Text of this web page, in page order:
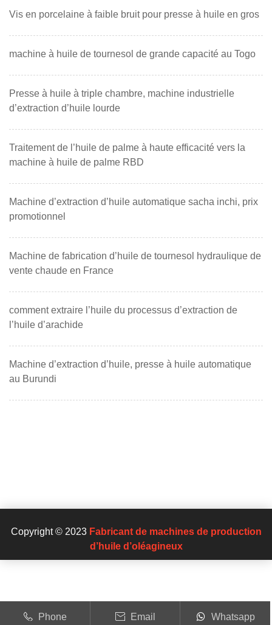
Vis en porcelaine à faible bruit pour presse à huile en gros
machine à huile de tournesol de grande capacité au Togo
Presse à huile à triple chambre, machine industrielle
d’extraction d’huile lourde
Traitement de l’huile de palme à haute efficacité vers la
machine à huile de palme RBD
Machine d’extraction d’huile automatique sacha inchi, prix
promotionnel
Machine de fabrication d’huile de tournesol hydraulique de
vente chaude en France
comment extraire l’huile du processus d’extraction de
l’huile d’arachide
Machine d’extraction d’huile, presse à huile automatique
au Burundi
Copyright © 2023 Fabricant de machines de production
d’huile d’oléagineux
Phone Email Whatsapp